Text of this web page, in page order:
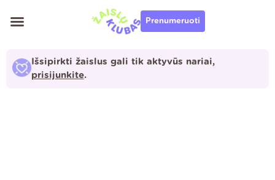
prie
Prenumeruoti
Išsipirkti žaislus gali tik aktyvūs nariai,
prisijunkite.